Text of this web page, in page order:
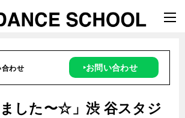
わせ ‣お問い合わせ
ました〜☆」渋 谷スタジ